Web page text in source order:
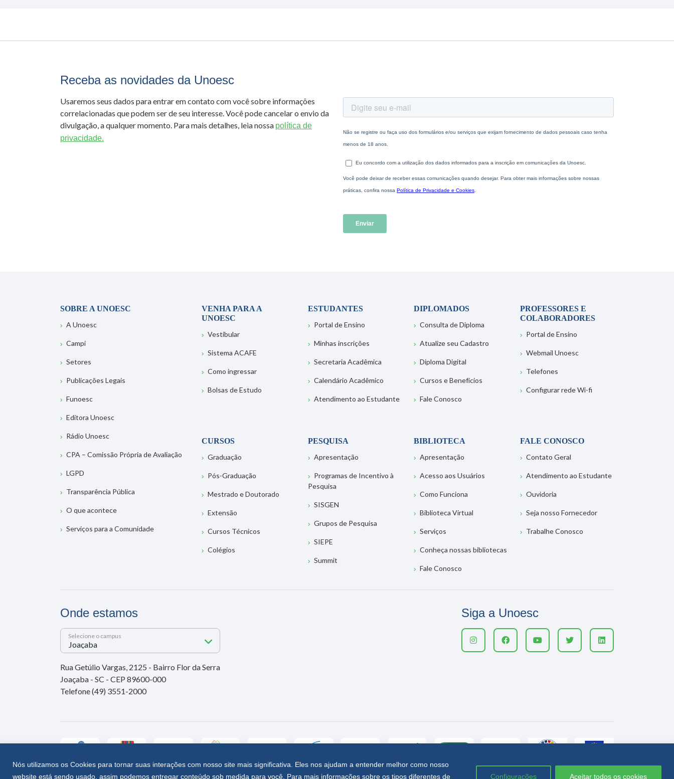
Nós utilizamos os Cookies para tornar suas interações com nosso site mais significativa. Eles nos ajudam a entender melhor como nosso
website está sendo usado, assim podemos entregar conteúdo sob medida para você. Para mais informações sobre os tipos diferentes de
Configurações Aceitar todos os cookies
Receba as novidades da Unoesc
Usaremos seus dados para entrar em contato com você sobre informações
correlacionadas que podem ser de seu interesse. Você pode cancelar o envio da
divulgação, a qualquer momento. Para mais detalhes, leia nossa política de
privacidade.
SOBRE A UNOESC
A Unoesc
Campi
Setores
Publicações Legais
Funoesc
Editora Unoesc
Rádio Unoesc
CPA – Comissão Própria de Avaliação
LGPD
Transparência Pública
O que acontece
Serviços para a Comunidade
VENHA PARA A
UNOESC
Vestibular
Sistema ACAFE
Como ingressar
Bolsas de Estudo
ESTUDANTES
Portal de Ensino
Minhas inscrições
Secretaria Acadêmica
Calendário Acadêmico
Atendimento ao Estudante
DIPLOMADOS
Consulta de Diploma
Atualize seu Cadastro
Diploma Digital
Cursos e Benefícios
Fale Conosco
PROFESSORES E
COLABORADORES
Portal de Ensino
Webmail Unoesc
Telefones
Configurar rede Wi-fi
CURSOS
Graduação
Pós-Graduação
Mestrado e Doutorado
Extensão
Cursos Técnicos
Colégios
PESQUISA
Apresentação
Programas de Incentivo à
Pesquisa
SISGEN
Grupos de Pesquisa
SIEPE
Summit
BIBLIOTECA
Apresentação
Acesso aos Usuários
Como Funciona
Biblioteca Virtual
Serviços
Conheça nossas bibliotecas
Fale Conosco
FALE CONOSCO
Contato Geral
Atendimento ao Estudante
Ouvidoria
Seja nosso Fornecedor
Trabalhe Conosco
Onde estamos
Selecione o campus
Rua Getúlio Vargas, 2125 - Bairro Flor da Serra
Joaçaba - SC - CEP 89600-000
Telefone (49) 3551-2000
Siga a Unoesc